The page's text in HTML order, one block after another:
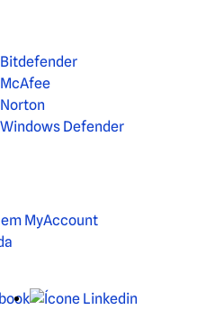
Defender
MyAccount
Facebook